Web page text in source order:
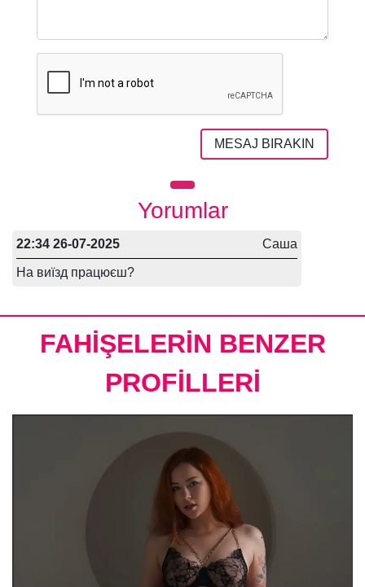
MESAJ BIRAKIN
Yorumlar
22:34 26-07-2025 Саша
На виїзд працюєш?
FAHİŞELERİN BENZER
PROFİLLERİ